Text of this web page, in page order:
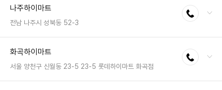
팩스 : 050-2333-1278
영업시간 : 금일 10:00~22:00
나주하이마트
전남 나주시 성북동 52-3
전화연결
팩스 : 050-2222-1560
영업시간 : 금일 10:30~20:30
화곡하이마트
서울 양천구 신월동 23-5 23-5 롯데하이마트 화곡점
전화연결